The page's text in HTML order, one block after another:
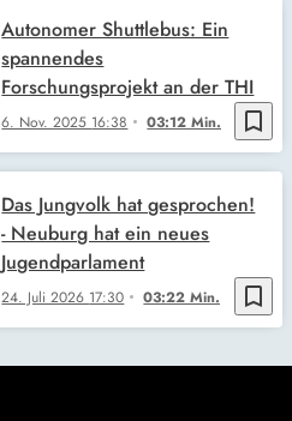
bookmark_border
6. Nov. 2025 16:38 03:12 Min.
Autonomer Shuttlebus: Ein
spannendes
Forschungsprojekt an der THI
bookmark_border
24. Juli 2026 17:30 03:22 Min.
Das Jungvolk hat gesprochen!
- Neuburg hat ein neues
Jugendparlament